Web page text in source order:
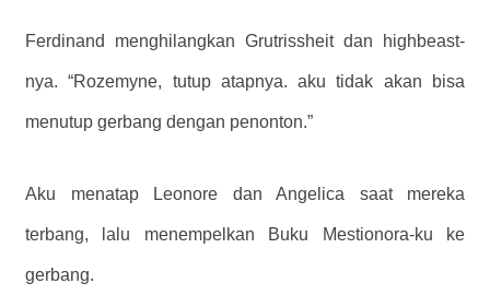
Ferdinand menghilangkan Grutrissheit dan highbeast-
nya. “Rozemyne, tutup atapnya. aku tidak akan bisa
menutup gerbang dengan penonton.”
Aku menatap Leonore dan Angelica saat mereka
terbang, lalu menempelkan Buku Mestionora-ku ke
gerbang.